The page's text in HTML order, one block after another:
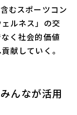
むスポーツコン
ルネス」の交
く社会的価値
献していく。
んなが活用